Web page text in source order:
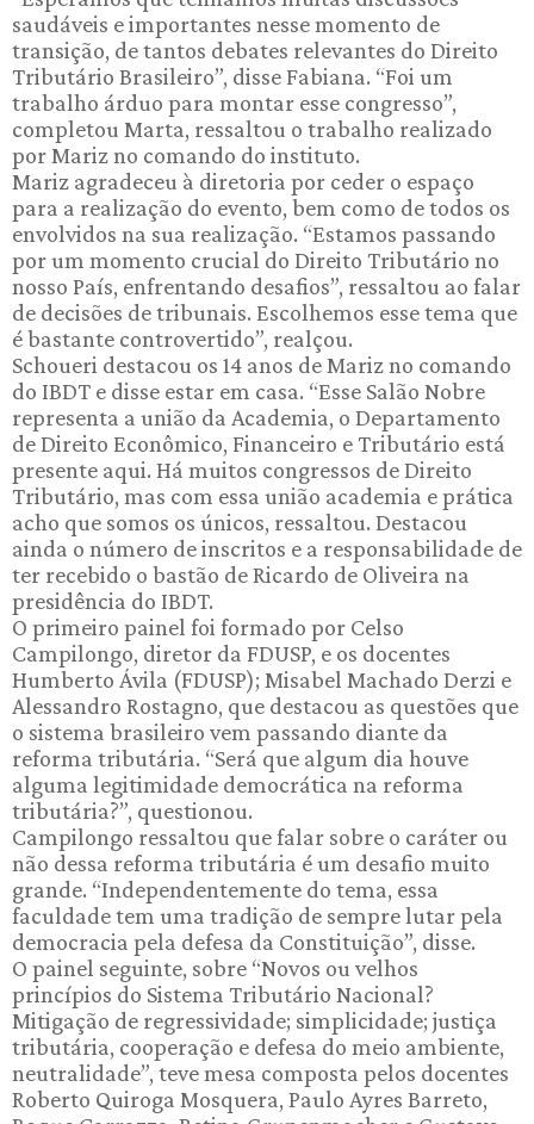
saudáveis e importantes nesse momento de
transição, de tantos debates relevantes do Direito
Tributário Brasileiro”, disse Fabiana. “Foi um
trabalho árduo para montar esse congresso”,
completou Marta, ressaltou o trabalho realizado
por Mariz no comando do instituto.
Mariz agradeceu à diretoria por ceder o espaço
para a realização do evento, bem como de todos os
envolvidos na sua realização. “Estamos passando
por um momento crucial do Direito Tributário no
nosso País, enfrentando desafios”, ressaltou ao falar
de decisões de tribunais. Escolhemos esse tema que
é bastante controvertido”, realçou.
Schoueri destacou os 14 anos de Mariz no comando
do IBDT e disse estar em casa. “Esse Salão Nobre
representa a união da Academia, o Departamento
de Direito Econômico, Financeiro e Tributário está
presente aqui. Há muitos congressos de Direito
Tributário, mas com essa união academia e prática
acho que somos os únicos, ressaltou. Destacou
ainda o número de inscritos e a responsabilidade de
ter recebido o bastão de Ricardo de Oliveira na
presidência do IBDT.
O primeiro painel foi formado por Celso
Campilongo, diretor da FDUSP, e os docentes
Humberto Ávila (FDUSP); Misabel Machado Derzi e
Alessandro Rostagno, que destacou as questões que
o sistema brasileiro vem passando diante da
reforma tributária. “Será que algum dia houve
alguma legitimidade democrática na reforma
tributária?”, questionou.
Campilongo ressaltou que falar sobre o caráter ou
não dessa reforma tributária é um desafio muito
grande. “Independentemente do tema, essa
faculdade tem uma tradição de sempre lutar pela
democracia pela defesa da Constituição”, disse.
O painel seguinte, sobre “Novos ou velhos
princípios do Sistema Tributário Nacional?
Mitigação de regressividade; simplicidade; justiça
tributária, cooperação e defesa do meio ambiente,
neutralidade”, teve mesa composta pelos docentes
Roberto Quiroga Mosquera, Paulo Ayres Barreto,